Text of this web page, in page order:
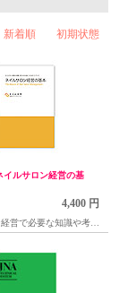
新着順 初期状態
イルサロン経営の基
4,400 円
営で必要な知識や考え